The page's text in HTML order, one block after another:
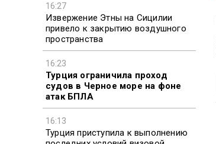
16:27
Извержение Этны на Сицилии
привело к закрытию воздушного
пространства
16:23
Турция ограничила проход
судов в Черное море на фоне
атак БПЛА
16:13
Турция приступила к выполнению